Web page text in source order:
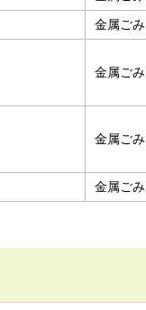
金属ごみ
金属ごみ
金属ごみ
金属ごみ